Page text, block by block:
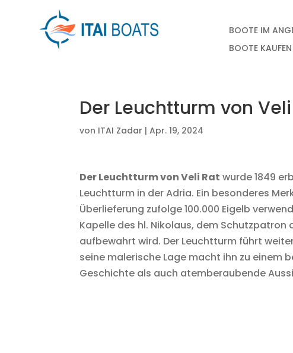
BOOTE IM
BOOTE KAUFEN
Der Leuchtturm von
von ITAI Zadar |Apr. 19, 2024
Der Leuchtturm von Veli Rat wurde 1849
Leuchtturm in der Adria. Ein besonderes
Überlieferung zufolge 100.000 Eigelb
Kapelle des hl. Nikolaus, dem Schutzpatron
aufbewahrt wird. Der Leuchtturm führt
seine malerische Lage macht ihn zu einem
Geschichte als auch atemberaubende